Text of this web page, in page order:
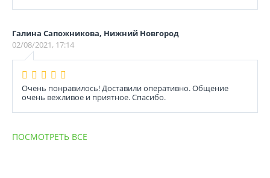
Галина Сапожникова, Нижний Новгород
02/08/2021, 17:14
Очень понравилось! Доставили оперативно. Общение
очень вежливое и приятное. Спасибо.
ПОСМОТРЕТЬ ВСЕ